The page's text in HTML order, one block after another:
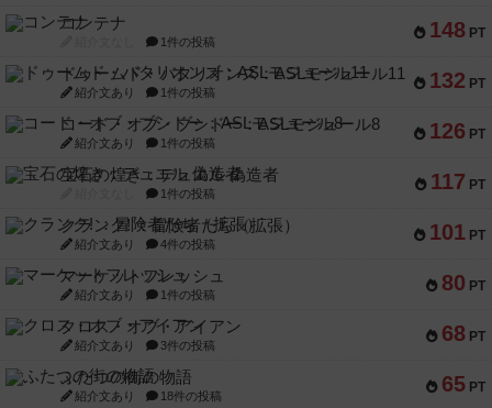
148 PT
コンテナ
1件の投稿
132 PT
ドゥームド・バタリオンズ：ASLモジュール11
紹介文あり 1件の投稿
126 PT
コード・オブ・ブシドー：ASLモジュール8
紹介文あり 1件の投稿
117 PT
宝石の煌き：デュエル 偽造者
1件の投稿
101 PT
クランク! ：冒険者たち（拡張）
紹介文あり 4件の投稿
80 PT
マーケットフレッシュ
紹介文あり 1件の投稿
68 PT
クロス・オブ・アイアン
紹介文あり 3件の投稿
65 PT
ふたつの街の物語
紹介文あり 18件の投稿